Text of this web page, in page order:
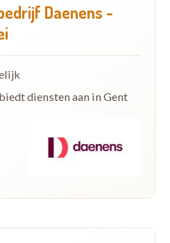
Daenens -
diensten aan in Gent